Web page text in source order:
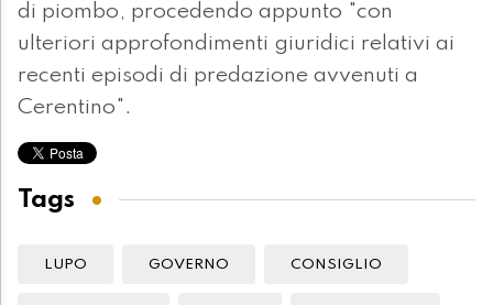
di piombo, procedendo appunto "con
ulteriori approfondimenti giuridici relativi ai
recenti episodi di predazione avvenuti a
Cerentino".
Tags
LUPO GOVERNO CONSIGLIO